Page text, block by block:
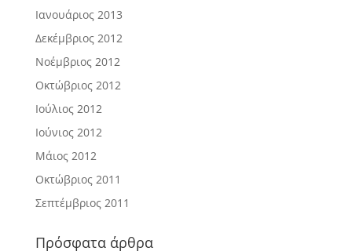
Ιανουάριος 2013
Δεκέμβριος 2012
Νοέμβριος 2012
Οκτώβριος 2012
Ιούλιος 2012
Ιούνιος 2012
Μάιος 2012
Οκτώβριος 2011
Σεπτέμβριος 2011
Πρόσφατα άρθρα